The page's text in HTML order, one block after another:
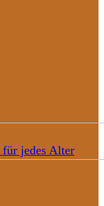
für jedes Alter